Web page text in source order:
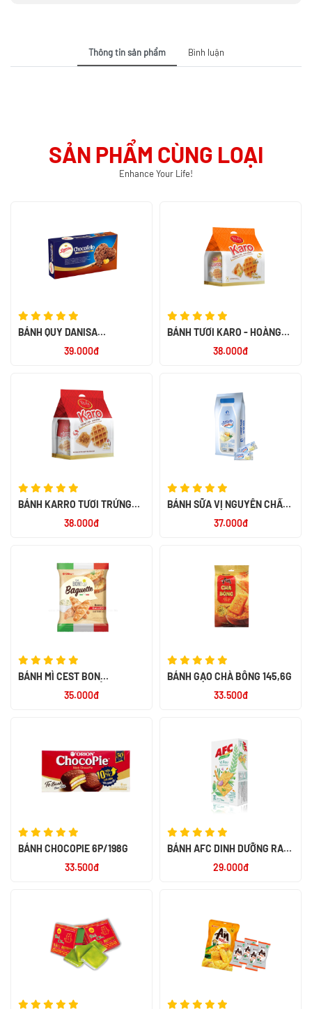
Thông tin sản phẩm Bình luận
SẢN PHẨM CÙNG LOẠI
Enhance Your Life!
BÁNH QUY DANISA
CHOCOFELLO 150G - NK
INDONESIA39.000đ
BÁNH TƯƠI KARO - HOÀNG
38.000đ
BÁNH KARRO TƯƠI TRỨNG
38.000đ
BÁNH SỮA VỊ NGUYÊN CHẤT -
37.000đ
BÁNH MÌ CEST BON
35.000đ
BÁNH GẠO CHÀ BÔNG 145,6G
33.500đ
BÁNH CHOCOPIE 6P/198G
33.500đ
BÁNH AFC DINH DƯỠNG RAU
29.000đ